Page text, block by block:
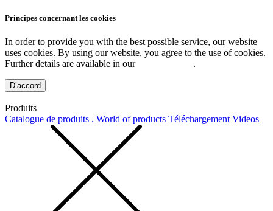
Principes concernant les cookies
In order to provide you with the best possible service, our website
uses cookies. By using our website, you agree to the use of cookies.
Further details are available in our
.
D’accord
Produits
Catalogue de produits . World of products Téléchargement Videos